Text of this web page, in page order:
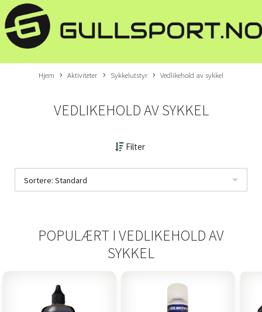
Hjem Aktiviteter Sykkelutstyr Vedlikehold av sykkel
VEDLIKEHOLD AV SYKKEL
Filter
Sortere: Standard
POPULÆRT I VEDLIKEHOLD AV
SYKKEL